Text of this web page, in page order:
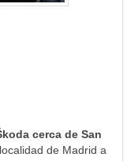
cerca de San
de Madrid a